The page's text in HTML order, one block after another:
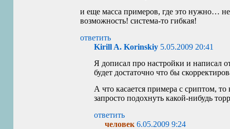
и еще масса примеров, где это нужно…
возможность! система-то гибкая!
ответить
Kirill A. Korinskiy 5.05.2009 20:41
Я дописал про настройки и написал
будет достаточно что бы
А что касается примера с сриптом,
запросто подохнуть какой-нибудь
ответить
человек 6.05.2009 9:24